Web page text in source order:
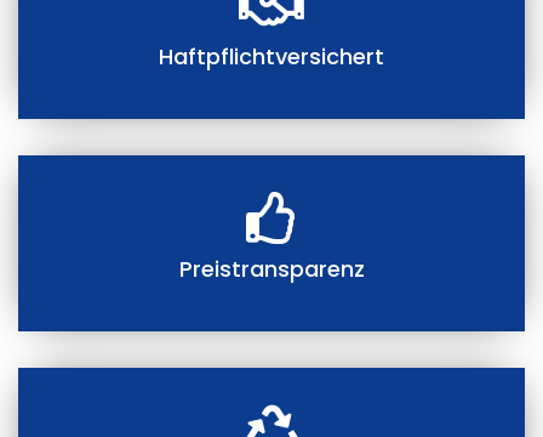
Haftpflichtversichert
Preistransparenz